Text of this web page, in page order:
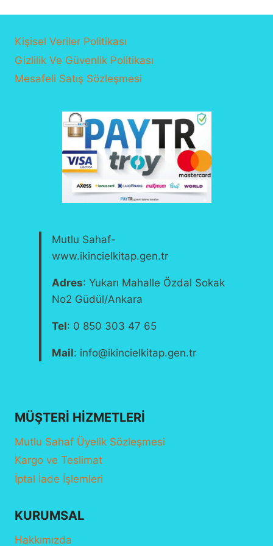
Kişisel Veriler Politikası
Gizlilik Ve Güvenlik Politikası
Mesafeli Satış Sözleşmesi
Mutlu Sahaf-
www.ikincielkitap.gen.tr
Adres: Yukarı Mahalle Özdal Sokak
No2 Güdül/Ankara
Tel: 0 850 303 47 65
Mail: info@ikincielkitap.gen.tr
MÜŞTERI HIZMETLERI
Mutlu Sahaf Üyelik Sözleşmesi
Kargo ve Teslimat
İptal İade İşlemleri
KURUMSAL
Hakkımızda